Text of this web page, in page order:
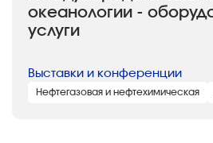
океанологии -
услуги
Выставки и конференции
Нефтегазовая и нефтехимическая